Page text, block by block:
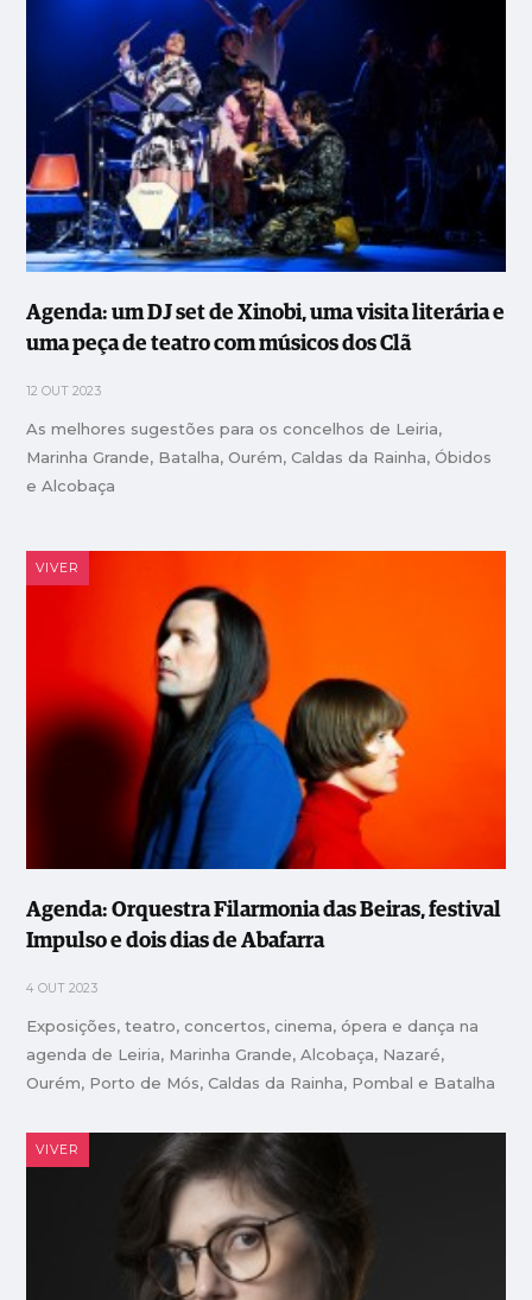
Agenda: um DJ set de Xinobi, uma visita literária e
uma peça de teatro com músicos dos Clã
12 OUT 2023
As melhores sugestões para os concelhos de Leiria,
Marinha Grande, Batalha, Ourém, Caldas da Rainha, Óbidos
e Alcobaça
VIVER
Agenda: Orquestra Filarmonia das Beiras, festival
Impulso e dois dias de Abafarra
4 OUT 2023
Exposições, teatro, concertos, cinema, ópera e dança na
agenda de Leiria, Marinha Grande, Alcobaça, Nazaré,
Ourém, Porto de Mós, Caldas da Rainha, Pombal e Batalha
VIVER